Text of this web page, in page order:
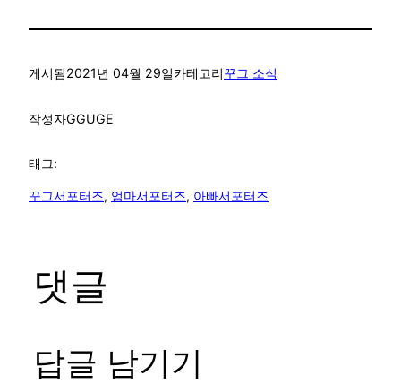
게시됨2021년 04월 29일카테고리꾸그 소식
작성자GGUGE
태그:
꾸그서포터즈, 엄마서포터즈, 아빠서포터즈
댓글
답글 남기기